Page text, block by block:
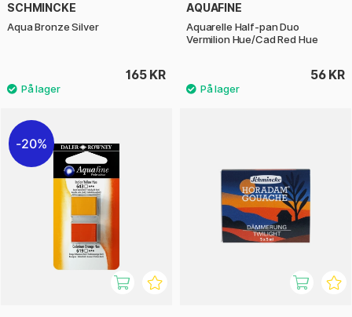
SCHMINCKE
Aqua Bronze Silver
165 KR
AQUAFINE
Aquarelle Half-pan Duo
Vermilion Hue/Cad Red Hue
56 KR
20%